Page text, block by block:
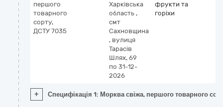
першого
товарного
сорту,
ДСТУ 7035
Харківська
область ,
смт
Сахновщина
, вулиця
Тарасів
Шлях, 69
по 31-12-
2026
фрукти та
горіхи
+ Специфікація 1: Морква свіжа, першого товарного